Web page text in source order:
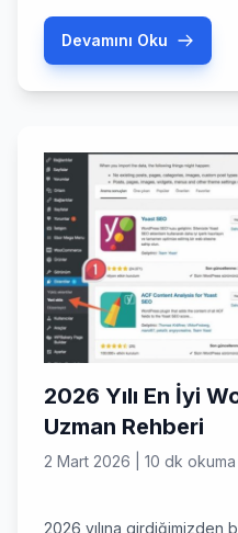
python geliştirme
teknoloji şirketleri için
Devamını Oku
2026 Yılı En İyi
Uzman Rehberi
2 Mart 2026 10 dk okuma
2026 yılına girdiğimizden